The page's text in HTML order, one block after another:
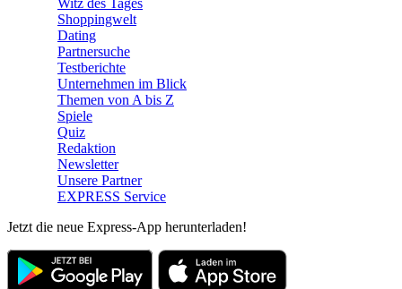
Shoppingwelt
Dating
Partnersuche
Testberichte
Unternehmen im Blick
Themen von A bis Z
Spiele
Quiz
Redaktion
Newsletter
Unsere Partner
EXPRESS Service
Jetzt die neue Express-App herunterladen!